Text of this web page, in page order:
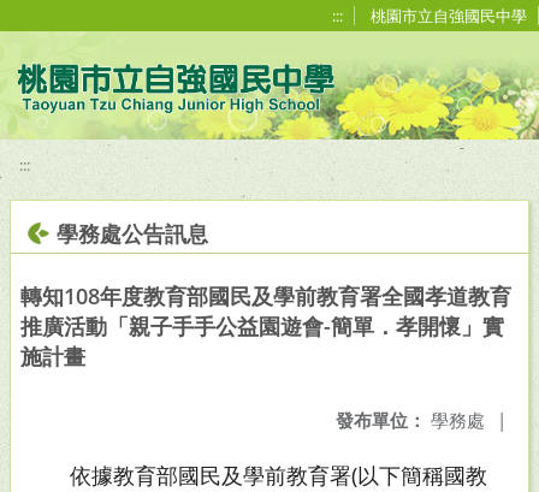
::: 桃園市立自強國民中學
:::
學務處公告訊息
轉知108年度教育部國民及學前教育署全國孝道教育
推廣活動「親子手手公益園遊會-簡單．孝開懷」實
施計畫
發布單位： 學務處 |
依據教育部國民及學前教育署(以下簡稱國教